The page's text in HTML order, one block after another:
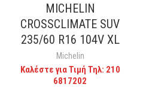
MICHELIN
CROSSCLIMATE SUV
235/60 R16 104V XL
Michelin
Καλέστε για Τιμή Τηλ: 210
6817202